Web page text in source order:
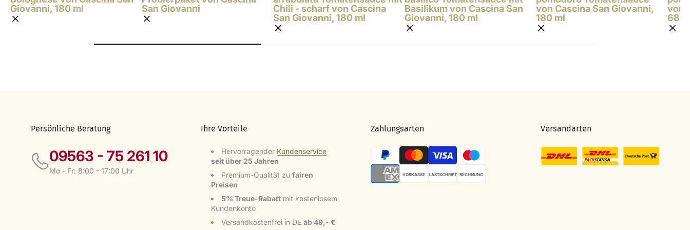
Giovanni, 180 ml
San Giovanni
Chili - scharf von Cascina
San Giovanni, 180 ml
Basilikum von Cascina San
Giovanni, 180 ml
von Cascina San Giovanni,
180 ml
von
680
Persönliche Beratung
09563 - 75 261 10
Mo - Fr: 8:00 - 17:00 Uhr
Ihre Vorteile
Hervorragender Kundenservice
seit über 25 Jahren
Premium-Qualität zu fairen
Preisen
5% Treue-Rabatt mit kostenlosem
Kundenkonto
Versandkostenfrei in DE ab 49,- €
Zahlungsarten
VORKASSE LASTSCHRIFT RECHNUNG
Versandarten